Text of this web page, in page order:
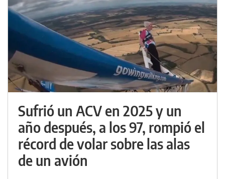
Sufrió un ACV en 2025 y un
año después, a los 97, rompió el
récord de volar sobre las alas
de un avión